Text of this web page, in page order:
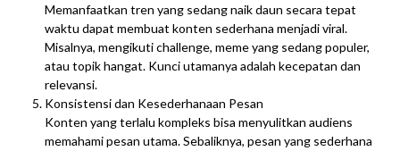
Memanfaatkan tren yang sedang naik daun secara tepat
waktu dapat membuat konten sederhana menjadi viral.
Misalnya, mengikuti challenge, meme yang sedang populer,
atau topik hangat. Kunci utamanya adalah kecepatan dan
relevansi.
Konsistensi dan Kesederhanaan Pesan
Konten yang terlalu kompleks bisa menyulitkan audiens
memahami pesan utama. Sebaliknya, pesan yang sederhana